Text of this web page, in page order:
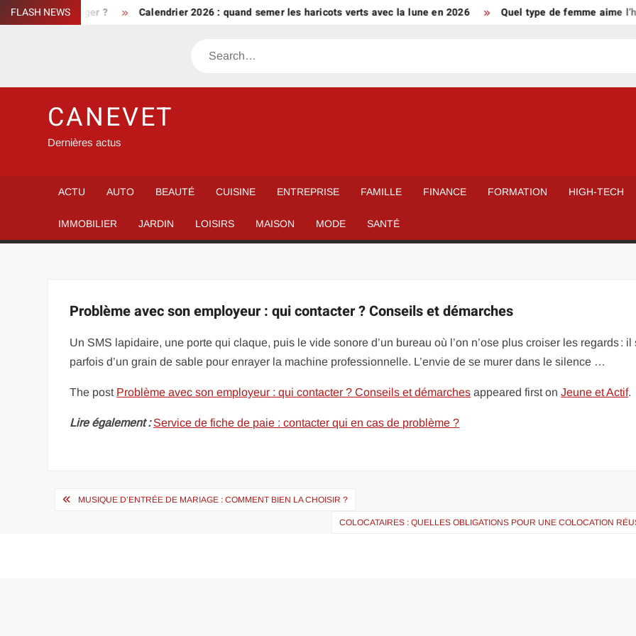
Skip
to
FLASH NEWS
bien le protéger ? Calendrier 2026 : quand semer les haricots verts avec la lune en 2026 Quel type de femme aime
Search
CANEVET
Dernières actus
ACTU AUTO BEAUTÉ CUISINE ENTREPRISE FAMILLE FINANCE FORMATION HIGH-TECH
IMMOBILIER JARDIN LOISIRS MAISON MODE SANTÉ
Problème avec son employeur : qui contacter ? Conseils et démarches
Un SMS lapidaire, une porte qui claque, puis le vide sonore d’un bureau où l’on n’ose plus croiser les regards : il
parfois d’un grain de sable pour enrayer la machine professionnelle. L’envie de se murer dans le silence …
The post Problème avec son employeur : qui contacter ? Conseils et démarches appeared first onJeune et Actif.
Lire également : Service de fiche de paie : contacter qui en cas de problème ?
Navigation
MUSIQUE D’ENTRÉE DE MARIAGE : COMMENT BIEN LA CHOISIR ?
COLOCATAIRES : QUELLES OBLIGATIONS POUR UNE COLOCATION